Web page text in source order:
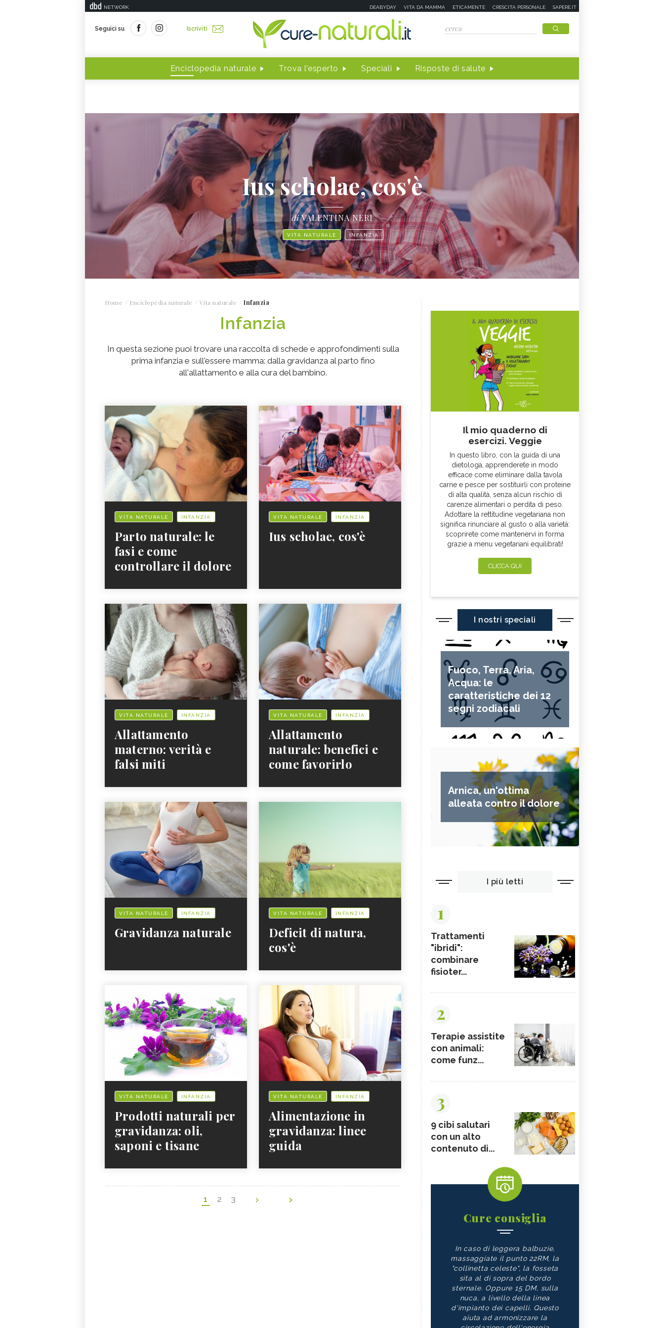
NETWORK DEABYDAY VITA DA MAMMA ETICAMENTE CRESCITA PERSONALE SAPERE.IT
Seguici su Iscriviti
Enciclopedia naturale Trova l'esperto Speciali Risposte di salute
Ius scholae, cos'è
diVALENTINA NERI
VITA NATURALE INFANZIA
Home Enciclopedia naturale Vita naturale Infanzia
Infanzia
In questa sezione puoi trovare una raccolta di schede e approfondimenti sulla
prima infanzia e sull'essere mamma: dalla gravidanza al parto fino
all'allattamento e alla cura del bambino.
VITA NATURALE INFANZIA
Parto naturale: le
fasi e come
controllare il dolore
VITA NATURALE INFANZIA
Ius scholae, cos'è
VITA NATURALE INFANZIA
Allattamento
materno: verità e
falsi miti
VITA NATURALE INFANZIA
Allattamento
naturale: benefici e
come favorirlo
VITA NATURALE INFANZIA
Gravidanza naturale
VITA NATURALE INFANZIA
Deficit di natura,
cos'è
VITA NATURALE INFANZIA
Prodotti naturali per
gravidanza: oli,
saponi e tisane
VITA NATURALE INFANZIA
Alimentazione in
gravidanza: linee
guida
1 2 3
Il mio quaderno di
esercizi. Veggie
In questo libro, con la guida di una
dietologa, apprenderete in modo
efficace come eliminare dalla tavola
carne e pesce per sostituirli con proteine
di alta qualità, senza alcun rischio di
carenze alimentari o perdita di peso.
Adottare la rettitudine vegetariana non
significa rinunciare al gusto o alla varietà:
scoprirete come mantenervi in forma
grazie a menu vegetariani equilibrati!
CLICCA QUI
I nostri speciali
Fuoco, Terra, Aria,
Acqua: le
caratteristiche dei 12
segni zodiacali
Arnica, un'ottima
alleata contro il dolore
I più letti
1
Trattamenti
"ibridi":
combinare
fisioter...
2
Terapie assistite
con animali:
come funz...
3
9 cibi salutari
con un alto
contenuto di...
Cure consiglia
In caso di leggera balbuzie,
massaggiate il punto 22RM, la
"collinetta celeste", la fosseta
sita al di sopra del bordo
sternale. Oppure 15 DM, sulla
nuca, a livello della linea
d'impianto dei capelli. Questo
aiuta ad armonizzare la